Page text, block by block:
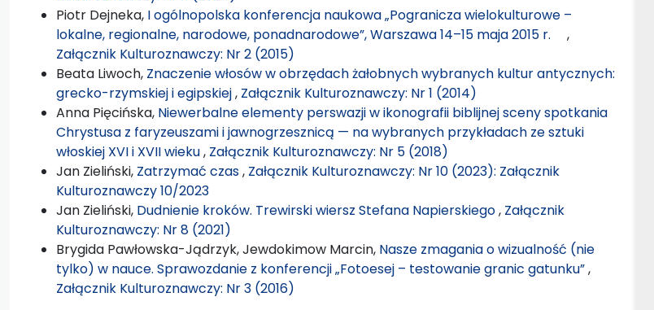
Piotr Dejneka, I ogólnopolska konferencja naukowa „Pogranicza wielokulturowe –
lokalne, regionalne, narodowe, ponadnarodowe”, Warszawa 14–15 maja 2015 r. ,
Załącznik Kulturoznawczy: Nr 2 (2015)
Beata Liwoch, Znaczenie włosów w obrzędach żałobnych wybranych kultur antycznych:
grecko-rzymskiej i egipskiej, Załącznik Kulturoznawczy: Nr 1 (2014)
Anna Pięcińska, Niewerbalne elementy perswazji w ikonografii biblijnej sceny spotkania
Chrystusa z faryzeuszami i jawnogrzesznicą — na wybranych przykładach ze sztuki
włoskiej XVI i XVII wieku, Załącznik Kulturoznawczy: Nr 5 (2018)
Jan Zieliński, Zatrzymać czas, Załącznik Kulturoznawczy: Nr 10 (2023): Załącznik
Kulturoznawczy 10/2023
Jan Zieliński, Dudnienie kroków. Trewirski wiersz Stefana Napierskiego, Załącznik
Kulturoznawczy: Nr 8 (2021)
Brygida Pawłowska-Jądrzyk, Jewdokimow Marcin, Nasze zmagania o wizualność (nie
tylko) w nauce. Sprawozdanie z konferencji „Fotoesej – testowanie granic gatunku”,
Załącznik Kulturoznawczy: Nr 3 (2016)